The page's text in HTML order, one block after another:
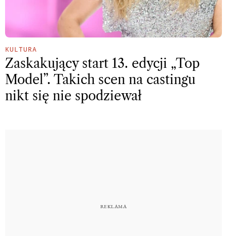
KULTURA
Zaskakujący start 13. edycji „Top
Model”. Takich scen na castingu
nikt się nie spodziewał